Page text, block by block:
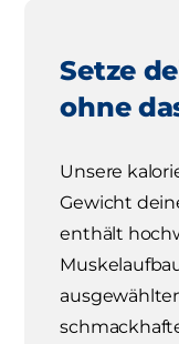
Setze
ohne
Unsere
Gewicht
enthält